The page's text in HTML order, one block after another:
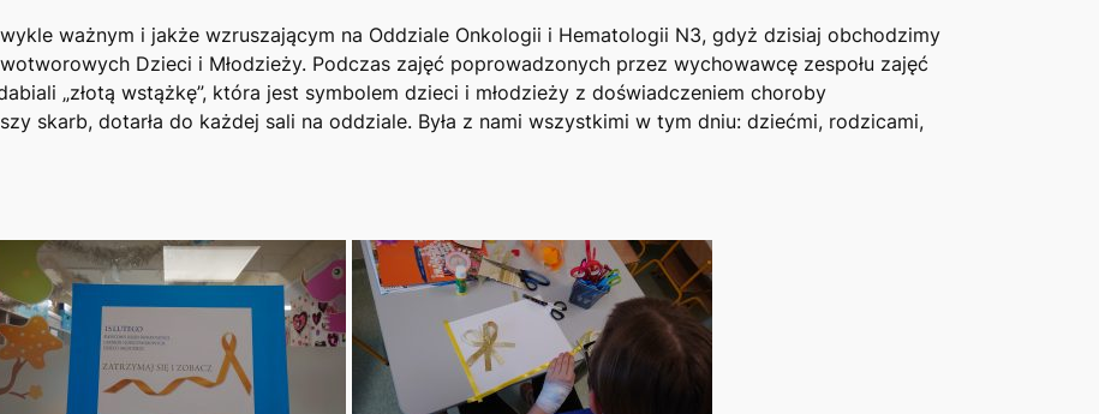
ważnym i jakże wzruszającym na Oddziale Onkologii i Hematologii N3, gdyż dzisiaj obchodzimy
Dzieci i Młodzieży. Podczas zajęć poprowadzonych przez wychowawcę zespołu zajęć
„złotą wstążkę”, która jest symbolem dzieci i młodzieży z doświadczeniem choroby
skarb, dotarła do każdej sali na oddziale. Była z nami wszystkimi w tym dniu: dziećmi, rodzicami,